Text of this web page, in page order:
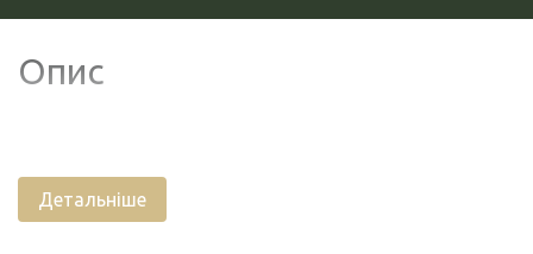
Опис
Детальніше